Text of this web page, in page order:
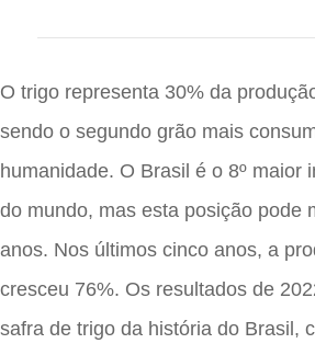
O trigo representa 30% da
sendo o segundo grão mais
humanidade. O Brasil é o 8º maior
do mundo, mas esta posição pode
anos. Nos últimos cinco anos, a
cresceu 76%. Os resultados de
safra de trigo da história do Brasil,